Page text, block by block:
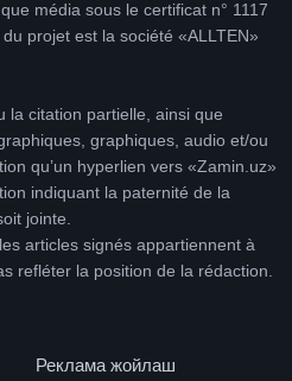
média sous le certificat n° 1117
projet est la société «ALLTEN»
la citation partielle, ainsi que
graphiques, audio et/ou
qu’un hyperlien vers «Zamin.uz»
indiquant la paternité de la
jointe.
articles signés appartiennent à
refléter la position de la rédaction.
Реклама жойлаш